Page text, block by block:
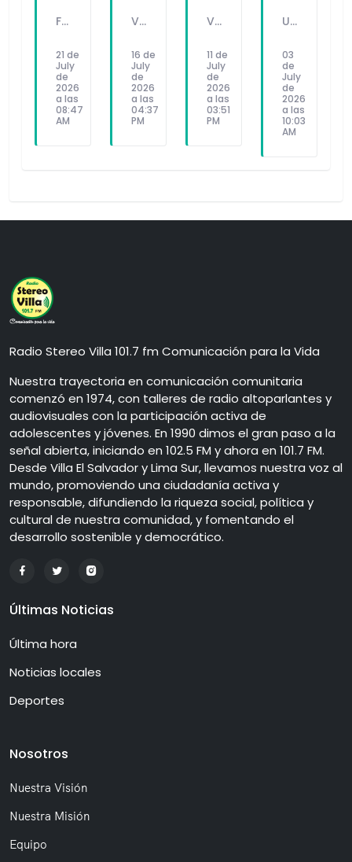
FALLECE FORTUNATO CHUQUITAYPE ANDRADE, “EL CHOLO”, REFERENTE DE LA SOLIDARIDAD Y LA CULTURA EN VILLA EL SALVADOR
21 de
July
de
2026
a las
08:47
AM
VILLA EL SALVADOR RECIBE A ANA CORREA PARA PRESENTAR LIBRO SOBRE MEMORIA, TEATRO Y RESISTENCIA DURANTE EL CONFLICTO ARMADO INTERNO.
16 de
July
de
2026
a las
04:37
PM
VILLA EL SALVADOR: EL ALCALDE GUIDO IÑIGO PERALTA PRIORIZÓ CONCIERTO DE SOMOS PERÚ Y NO ASISTIÓ AL DESFILE ESCOLAR CÍVICO CULTURAL 2026
11 de
July
de
2026
a las
03:51
PM
UNIVERSIDAD SEÑOR DE SIPÁN PRESENTÓ ROBOT HUMANOIDE DE ÚLTIMA GENERACIÓN PARA FORTALECER LA INVESTIGACIÓN Y LA FORMACIÓN ACADÉMICA
03
de
July
de
2026
a las
10:03
AM
Radio Stereo Villa 101.7 fm Comunicación para la Vida
Nuestra trayectoria en comunicación comunitaria
comenzó en 1974, con talleres de radio altoparlantes y
audiovisuales con la participación activa de
adolescentes y jóvenes. En 1990 dimos el gran paso a la
señal abierta, iniciando en 102.5 FM y ahora en 101.7 FM.
Desde Villa El Salvador y Lima Sur, llevamos nuestra voz al
mundo, promoviendo una ciudadanía activa y
responsable, difundiendo la riqueza social, política y
cultural de nuestra comunidad, y fomentando el
desarrollo sostenible y democrático.
Últimas Noticias
Última hora
Noticias locales
Deportes
Nosotros
Nuestra Visión
Nuestra Misión
Equipo